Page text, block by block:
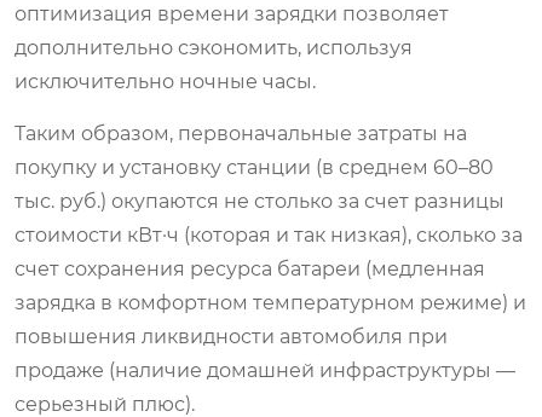
оптимизация времени зарядки позволяет
дополнительно сэкономить, используя
исключительно ночные часы.
Таким образом, первоначальные затраты на
покупку и установку станции (в среднем 60–80
тыс. руб.) окупаются не столько за счет разницы
стоимости кВт·ч (которая и так низкая), сколько за
счет сохранения ресурса батареи (медленная
зарядка в комфортном температурном режиме) и
повышения ликвидности автомобиля при
продаже (наличие домашней инфраструктуры —
серьезный плюс).